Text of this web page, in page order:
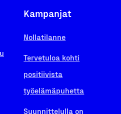
Kampanjat
Nollatilanne
Tervetuloa kohti
positiivista
työelämäpuhetta
Suunnittelulla on